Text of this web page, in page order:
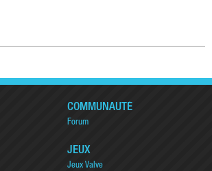
COMMUNAUTÉ
Forum
JEUX
Jeux Valve